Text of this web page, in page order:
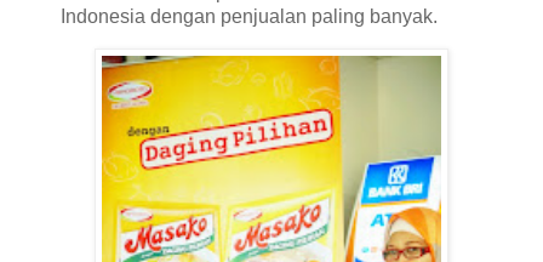
Indonesia dengan penjualan paling banyak.